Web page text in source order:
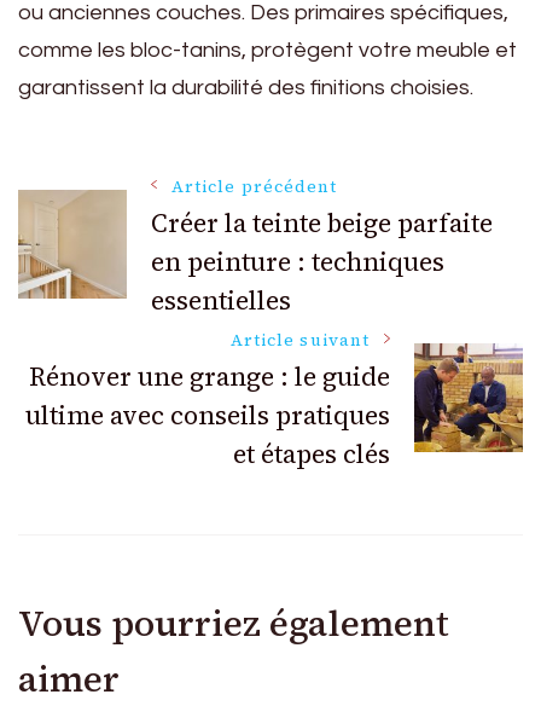
ou anciennes couches. Des primaires spécifiques,
comme les bloc-tanins, protègent votre meuble et
garantissent la durabilité des finitions choisies.
Navigation
des
articles
Article précédent
Créer la teinte beige parfaite
en peinture : techniques
essentielles
Article suivant
Rénover une grange : le guide
ultime avec conseils pratiques
et étapes clés
Vous pourriez également
aimer